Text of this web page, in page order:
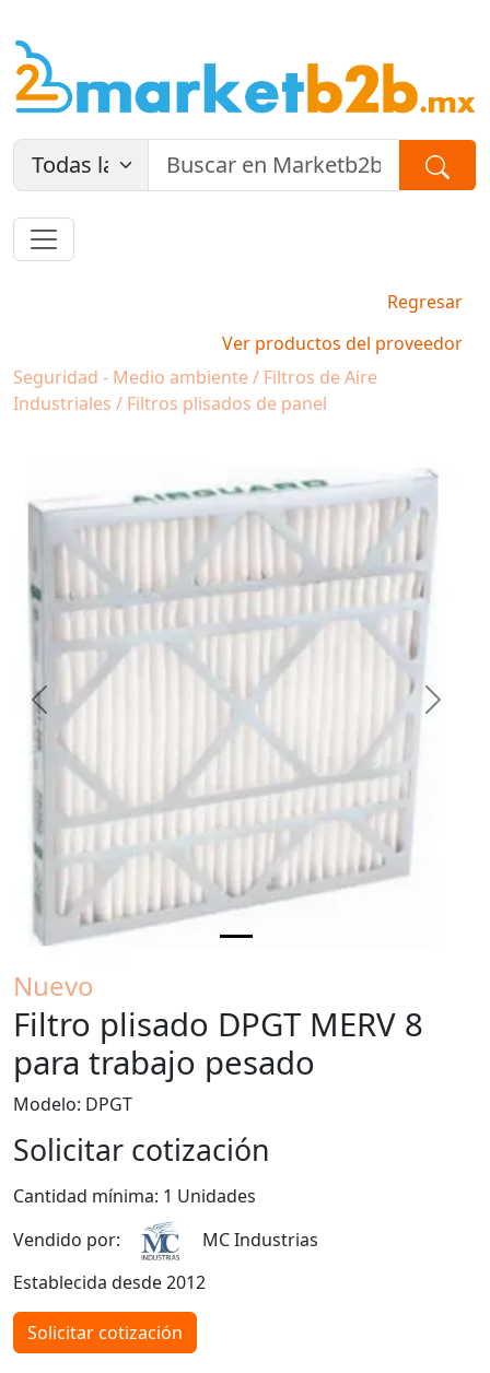
Regresar
Ver productos del proveedor
Seguridad - Medio ambiente / Filtros de Aire
Industriales / Filtros plisados de panel
Previous Next
Nuevo
Filtro plisado DPGT MERV 8
para trabajo pesado
Modelo: DPGT
Solicitar cotización
Cantidad mínima: 1 Unidades
Vendido por:
MC Industrias
Establecida desde 2012
Solicitar cotización